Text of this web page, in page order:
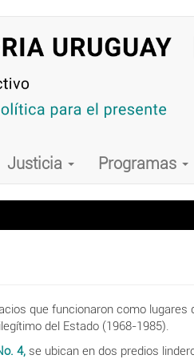
Justicia Programas
que funcionaron como lugares
del Estado (1968-1985).
4, se ubican en dos predios